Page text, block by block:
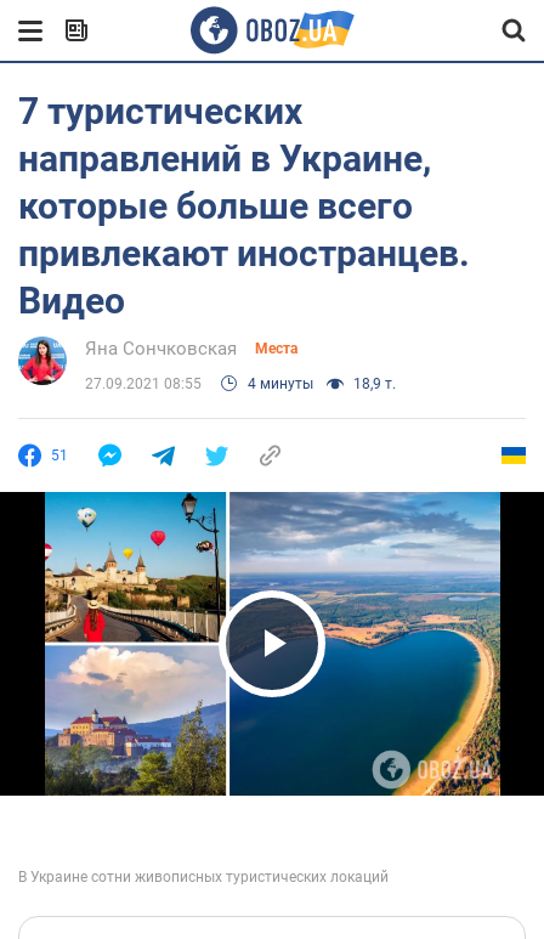
7 туристических
направлений в Украине,
которые больше всего
привлекают иностранцев.
Видео
Яна Сончковская Места
27.09.2021 08:55 4 минуты 18,9 т.
51
Play Video